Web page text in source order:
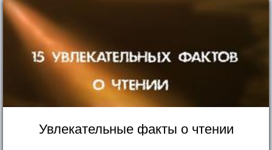
Увлекательные факты о чтении